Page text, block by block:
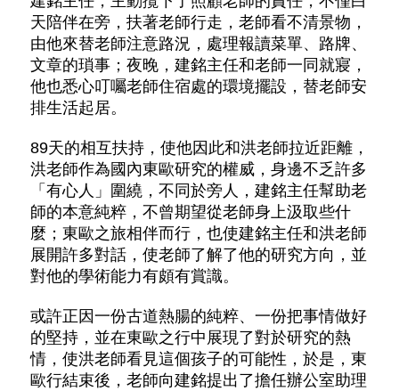
天陪伴在旁，扶著老師行走，老師看不清景物，
由他來替老師注意路況，處理報讀菜單、路牌、
文章的瑣事；夜晚，建銘主任和老師一同就寢，
他也悉心叮囑老師住宿處的環境擺設，替老師安
排生活起居。
89天的相互扶持，使他因此和洪老師拉近距離，
洪老師作為國內東歐研究的權威，身邊不乏許多
「有心人」圍繞，不同於旁人，建銘主任幫助老
師的本意純粹，不曾期望從老師身上汲取些什
麼；東歐之旅相伴而行，也使建銘主任和洪老師
展開許多對話，使老師了解了他的研究方向，並
對他的學術能力有頗有賞識。
或許正因一份古道熱腸的純粹、一份把事情做好
的堅持，並在東歐之行中展現了對於研究的熱
情，使洪老師看見這個孩子的可能性，於是，東
歐行結束後，老師向建銘提出了擔任辦公室助理